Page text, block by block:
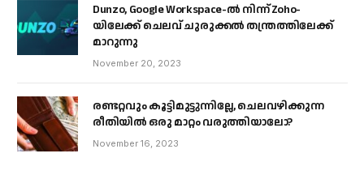
Dunzo, Google Workspace-ൽ നിന്ന് Zoho-
യിലേക്ക് ചെലവ് ചുരുക്കൽ തന്ത്രത്തിലേക്ക്
മാറുന്നു
November 20, 2023
രണ്ടറ്റവും കൂട്ടിമുട്ടുന്നില്ലേ, ചെലവഴിക്കുന്ന
രീതിയിൽ ഒരു മാറ്റം വരുത്തിയാലോ?
November 16, 2023